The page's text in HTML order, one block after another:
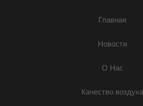
Главная
Новости
О Нас
Качество воздуха